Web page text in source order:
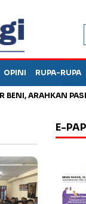
OPINI RUPA-RUPA
ARAHKAN PASIEN
E-